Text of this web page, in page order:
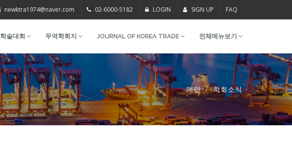
newktra1974@naver.com 02-6000-5182 LOGIN SIGN UP FAQ
학술대회 무역학회지 JOURNAL OF KOREA TRADE 전체메뉴보기
메인 학회소식